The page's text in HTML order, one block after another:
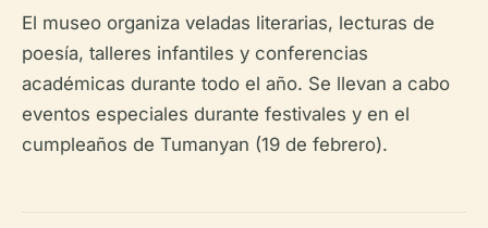
El museo organiza veladas literarias, lecturas de
poesía, talleres infantiles y conferencias
académicas durante todo el año. Se llevan a cabo
eventos especiales durante festivales y en el
cumpleaños de Tumanyan (19 de febrero).